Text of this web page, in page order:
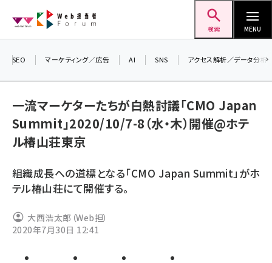
ン
検索 MENU
seo (3546)
youtube (2455)
セミナー (2328)
SEO マーケティング／広告 AI SNS アクセス解析／データ分析
一流マーケターたちが白熱討議「CMO Japan
Summit」2020/10/7-8（水・木）開催@ホテ
ル椿山荘東京
組織成長への道標となる「CMO Japan Summit」がホ
テル椿山荘にて開催する。
大西浩太郎（Web担）
2020年7月30日 12:41